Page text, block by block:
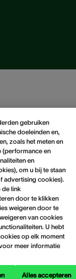
gebruiken
doeleinden en,
zoals het meten en
(performance en
en
om u bij te staan
advertising cookies).
de link
door te klikken
weigeren door te
van cookies
U hebt
op elk moment
meer informatie
Alles accepteren